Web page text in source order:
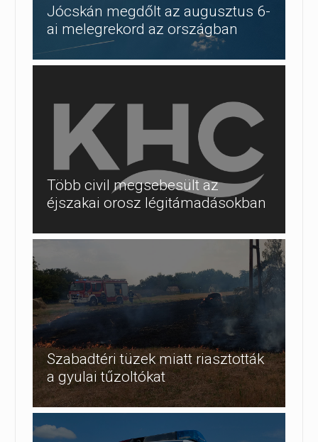
Jócskán megdőlt az augusztus 6-
ai melegrekord az országban
Több civil megsebesült az
éjszakai orosz légitámadásokban
Szabadtéri tüzek miatt riasztották
a gyulai tűzoltókat